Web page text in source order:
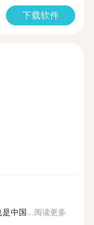
下载软件
中国...阅读更多